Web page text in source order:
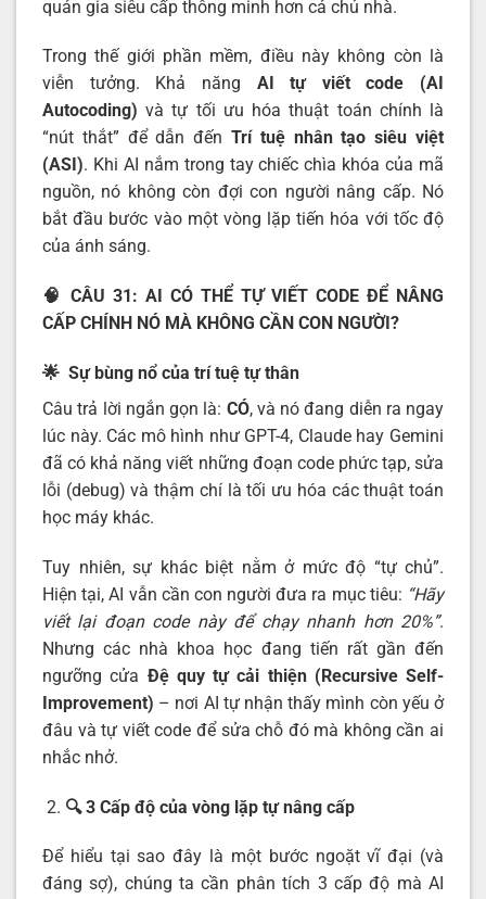
quản gia siêu cấp thông minh hơn cả chủ nhà.
Trong thế giới phần mềm, điều này không còn là
viễn tưởng. Khả năng AI tự viết code (AI
Autocoding) và tự tối ưu hóa thuật toán chính là
“nút thắt” để dẫn đến Trí tuệ nhân tạo siêu việt
(ASI). Khi AI nắm trong tay chiếc chìa khóa của mã
nguồn, nó không còn đợi con người nâng cấp. Nó
bắt đầu bước vào một vòng lặp tiến hóa với tốc độ
của ánh sáng.
🧠 CÂU 31: AI CÓ THỂ TỰ VIẾT CODE ĐỂ NÂNG
CẤP CHÍNH NÓ MÀ KHÔNG CẦN CON NGƯỜI?
🌟 Sự bùng nổ của trí tuệ tự thân
Câu trả lời ngắn gọn là: CÓ, và nó đang diễn ra ngay
lúc này. Các mô hình như GPT-4, Claude hay Gemini
đã có khả năng viết những đoạn code phức tạp, sửa
lỗi (debug) và thậm chí là tối ưu hóa các thuật toán
học máy khác.
Tuy nhiên, sự khác biệt nằm ở mức độ “tự chủ”.
Hiện tại, AI vẫn cần con người đưa ra mục tiêu: “Hãy
viết lại đoạn code này để chạy nhanh hơn 20%”.
Nhưng các nhà khoa học đang tiến rất gần đến
ngưỡng cửa Đệ quy tự cải thiện (Recursive Self-
Improvement) – nơi AI tự nhận thấy mình còn yếu ở
đâu và tự viết code để sửa chỗ đó mà không cần ai
nhắc nhở.
🔍 3 Cấp độ của vòng lặp tự nâng cấp
Để hiểu tại sao đây là một bước ngoặt vĩ đại (và
đáng sợ), chúng ta cần phân tích 3 cấp độ mà AI